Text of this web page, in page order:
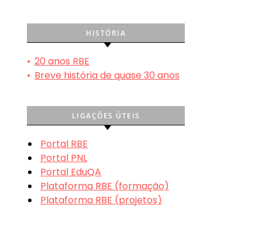
HISTÓRIA
• 20 anos RBE
• Breve história de quase 30 anos
LIGAÇÕES ÚTEIS
Portal RBE
Portal PNL
Portal EduQA
Plataforma RBE (formação)
Plataforma RBE (projetos)